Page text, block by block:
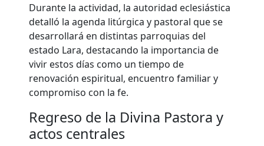
Durante la actividad, la autoridad eclesiástica
detalló la agenda litúrgica y pastoral que se
desarrollará en distintas parroquias del
estado Lara, destacando la importancia de
vivir estos días como un tiempo de
renovación espiritual, encuentro familiar y
compromiso con la fe.
Regreso de la Divina Pastora y
actos centrales